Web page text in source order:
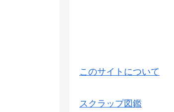
このサイトについて
スクラップ図鑑